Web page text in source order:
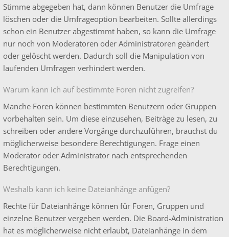
Stimme abgegeben hat, dann können Benutzer die Umfrage
löschen oder die Umfrageoption bearbeiten. Sollte allerdings
schon ein Benutzer abgestimmt haben, so kann die Umfrage
nur noch von Moderatoren oder Administratoren geändert
oder gelöscht werden. Dadurch soll die Manipulation von
laufenden Umfragen verhindert werden.
Warum kann ich auf bestimmte Foren nicht zugreifen?
Manche Foren können bestimmten Benutzern oder Gruppen
vorbehalten sein. Um diese einzusehen, Beiträge zu lesen, zu
schreiben oder andere Vorgänge durchzuführen, brauchst du
möglicherweise besondere Berechtigungen. Frage einen
Moderator oder Administrator nach entsprechenden
Berechtigungen.
Weshalb kann ich keine Dateianhänge anfügen?
Rechte für Dateianhänge können für Foren, Gruppen und
einzelne Benutzer vergeben werden. Die Board-Administration
hat es möglicherweise nicht erlaubt, Dateianhänge in dem